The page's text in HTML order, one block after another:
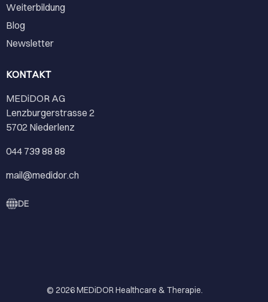
Weiterbildung
Blog
Newsletter
KONTAKT
MEDiDOR AG
Lenzburgerstrasse 2
5702 Niederlenz
044 739 88 88
mail@medidor.ch
DE
© 2026MEDiDOR Healthcare & Therapie